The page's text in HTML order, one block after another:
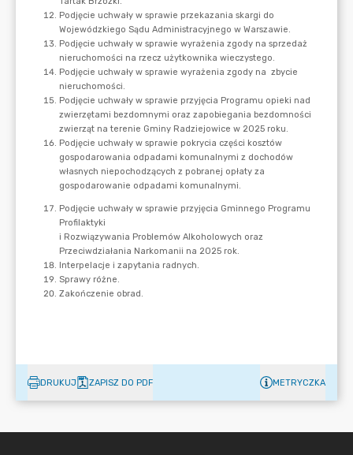
DRUKUJ ZAPISZ DO PDF METRYCZKA